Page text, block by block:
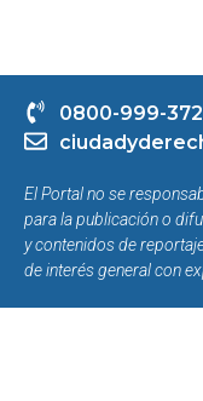
0800-999-
El Portal no se
para la publicación o
y contenidos de
de interés general con